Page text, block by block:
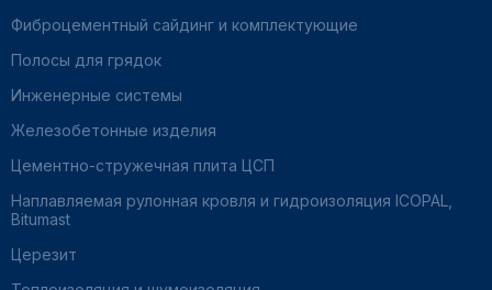
Фиброцементный сайдинг и комплектующие
Полосы для грядок
Инженерные системы
Железобетонные изделия
Цементно-стружечная плита ЦСП
Наплавляемая рулонная кровля и гидроизоляция ICOPAL,
Bitumast
Церезит